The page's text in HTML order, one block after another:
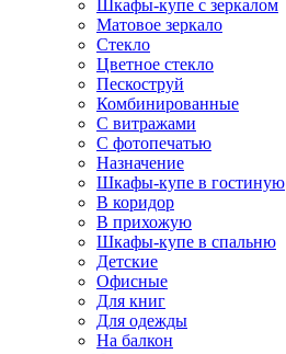
Шкафы-купе с зеркалом
Матовое зеркало
Стекло
Цветное стекло
Пескоструй
Комбинированные
С витражами
С фотопечатью
Назначение
Шкафы-купе в гостиную
В коридор
В прихожую
Шкафы-купе в спальню
Детские
Офисные
Для книг
Для одежды
На балкон